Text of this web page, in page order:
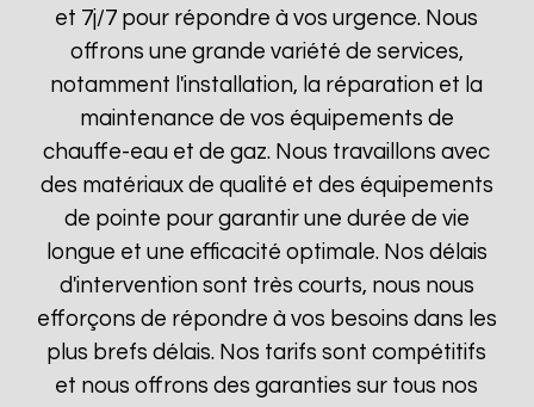
et 7j/7 pour répondre à vos urgence. Nous
offrons une grande variété de services,
notamment l'installation, la réparation et la
maintenance de vos équipements de
chauffe-eau et de gaz. Nous travaillons avec
des matériaux de qualité et des équipements
de pointe pour garantir une durée de vie
longue et une efficacité optimale. Nos délais
d'intervention sont très courts, nous nous
efforçons de répondre à vos besoins dans les
plus brefs délais. Nos tarifs sont compétitifs
et nous offrons des garanties sur tous nos